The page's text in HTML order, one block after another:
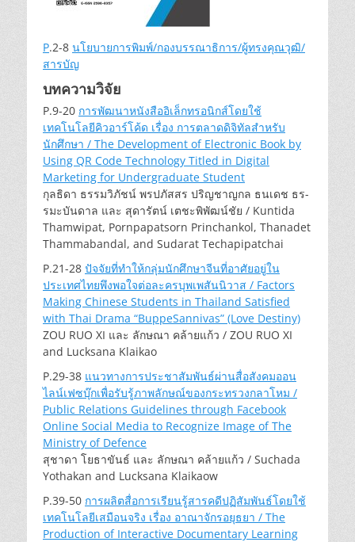
P.2-8 นโยบายการพิมพ์/กองบรรณาธิการ/ผู้ทรงคุณวุฒิ/
สารบัญ
บทความวิจัย
P.9-20 การพัฒนาหนังสืออิเล็กทรอนิกส์โดยใช้
เทคโนโลยีคิวอาร์โค้ด เรื่อง การตลาดดิจิทัลสำหรับ
นักศึกษา / The Development of Electronic Book by
Using QR Code Technology Titled in Digital
Marketing for Undergraduate Student
กุลธิดา ธรรมวิภัชน์ พรปภัสสร ปริญชาญกล ธนเดช ธร­
รมะบันดาล และ สุดารัตน์ เตชะพิพัฒน์ชัย / Kuntida
Thamwipat, Pornpapatsorn Princhankol, Thanadet
Thammabandal, and Sudarat Techapipatchai
P.21-28 ปัจจัยที่ทำให้กลุ่มนักศึกษาจีนที่อาศัยอยู่ใน
ประเทศไทยพึงพอใจต่อละครบุพเพสันนิวาส / Factors
Making Chinese Students in Thailand Satisfied
with Thai Drama “BuppeSannivas” (Love Destiny)
ZOU RUO XI และ ลักษณา คล้ายแก้ว / ZOU RUO XI
and Lucksana Klaikao
P.29-38 แนวทางการประชาสัมพันธ์ผ่านสื่อสังคมออน
ไลน์เฟซบุ๊กเพื่อรับรู้ภาพลักษณ์ของกระทรวงกลาโหม /
Public Relations Guidelines through Facebook
Online Social Media to Recognize Image of The
Ministry of Defence
สุชาดา โยธาขันธ์ และ ลักษณา คล้ายแก้ว / Suchada
Yothakan and Lucksana Klaikaow
P.39-50 การผลิตสื่อการเรียนรู้สารคดีปฏิสัมพันธ์โดยใช้
เทคโนโลยีเสมือนจริง เรื่อง อาณาจักรอยุธยา / The
Production of Interactive Documentary Learning